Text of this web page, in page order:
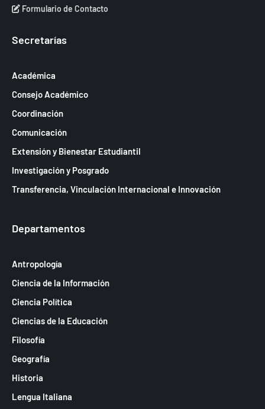
Formulario de Contacto
Secretarías
Académica
Consejo Académico
Coordinación
Comunicación
Extensión y Bienestar Estudiantil
Investigación y Posgrado
Transferencia, Vinculación Internacional e Innovación
Departamentos
Antropología
Ciencia de la Información
Ciencia Política
Ciencias de la Educación
Filosofía
Geografía
Historia
Lengua Italiana